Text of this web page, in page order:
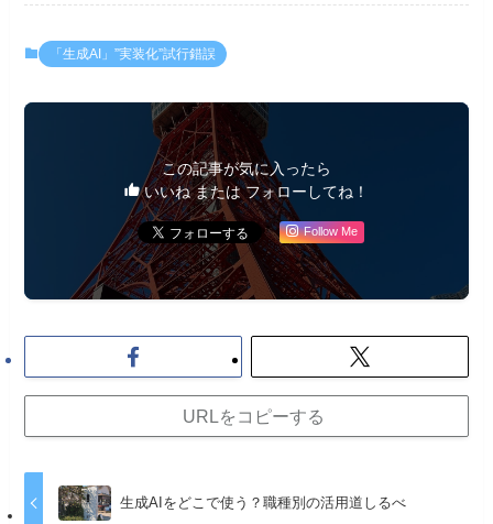
「生成AI」”実装化”試行錯誤
この記事が気に入ったら
いいね または フォローしてね！
Follow Me
URLをコピーする
生成AIをどこで使う？職種別の活用道しるべ